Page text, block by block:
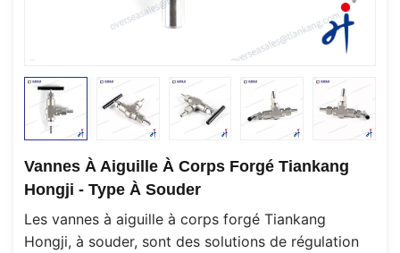
Vannes À Aiguille À Corps Forgé Tiankang
Hongji - Type À Souder
Les vannes à aiguille à corps forgé Tiankang
Hongji, à souder, sont des solutions de régulation